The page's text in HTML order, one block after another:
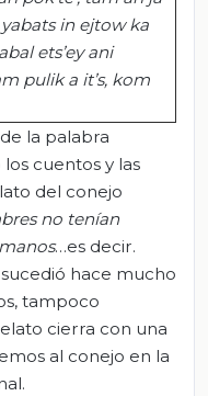
yabatsin ejtowka
abal ets’eyani
pulik a it’s, kom
la palabra
cuentos y las
del conejo
no tenían
…es decir.
hace mucho
tampoco
cierra con una
al conejo en la